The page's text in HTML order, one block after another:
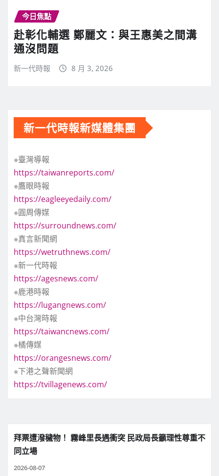
今日焦點
赴彰化輔選 鄭麗文：與王惠美之間溝
通沒問題
新一代時報 8 月 3, 2026
新一代時報新媒體集團
※臺灣導報
https://taiwanreports.com/
※鷹眼時報
https://eagleeyedaily.com/
※圓周傳媒
https://surroundnews.com/
※真言新聞網
https://wetruthnews.com/
※新一代時報
https://agesnews.com/
※鹿港時報
https://lugangnews.com/
※中台灣時報
https://taiwancnews.com/
※橘傳媒
https://orangesnews.com/
※下港之聲新聞網
https://tvillagenews.com/
拜票遭潑穢物！ 霧峰里長遇衝突 民政局長籲理性尊重不
同立場
2026-08-07